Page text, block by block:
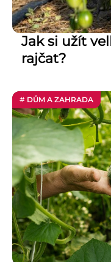
Jak si užít
rajčat?
# DŮM A ZAHRADA